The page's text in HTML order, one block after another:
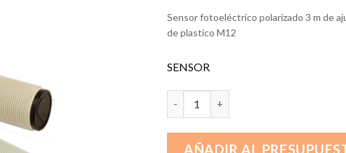
Sensor fotoeléctrico polarizado 3 m de
de plastico M12
SENSOR
AÑADIR AL